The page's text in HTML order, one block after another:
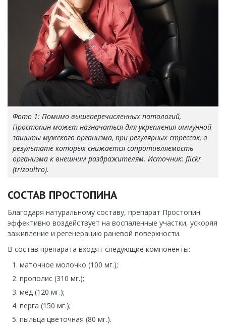
Фото 1: Помимо вышеперечисленных патологий,
Простопин может назначаться для укрепления иммунной
защиты мужского организма, при регулярных стрессах, в
результате которых снижается сопротивляемость
организма к внешним раздражителям. Источник: flickr
(trizoultro).
СОСТАВ ПРОСТОПИНА
Благодаря натуральному составу, препарат Простопин
эффективно воздействует на воспаленные участки, ускоряя
заживление и регенерацию раневой поверхности.
В состав препарата входят следующие компоненты:
маточное молочко (100 мг.);
прополис (310 мг.);
мёд (120 мг.);
перга (150 мг.);
пыльца цветочная (80 мг.).